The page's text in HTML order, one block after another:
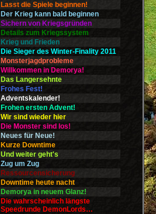
Lasst die Spiele beginnen!
Der Krieg kann bald beginnen
Sichern von Kriegsgründen
Details zum Kriegssystem
Krieg und Frieden
Die Sieger des Winter-Finality 2011
Monsterjagdprobleme
Willkommen in Demorya!
Das Langersehnte
Frohes Fest!
Adventskalender!
Frohen ersten Advent!
Wir sind wieder hier
Die Monster sind los!
Neues für Neue!
Kurze Downtime
Und weiter geht's
Zug um Zug
Ressourcensicherung
Downtime heute nacht
Demorya in neuem Glanz!
Die wahrscheinlich längste
Speedrunde DemonLords…